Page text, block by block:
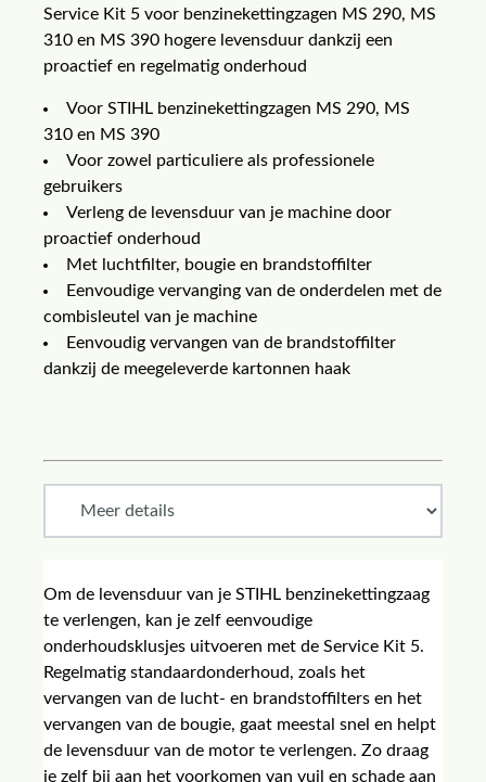
Service Kit 5 voor benzinekettingzagen MS 290, MS
310 en MS 390 hogere levensduur dankzij een
proactief en regelmatig onderhoud
Voor STIHL benzinekettingzagen MS 290, MS
310 en MS 390
Voor zowel particuliere als professionele
gebruikers
Verleng de levensduur van je machine door
proactief onderhoud
Met luchtfilter, bougie en brandstoffilter
Eenvoudige vervanging van de onderdelen met de
combisleutel van je machine
Eenvoudig vervangen van de brandstoffilter
dankzij de meegeleverde kartonnen haak
Om de levensduur van je STIHL benzinekettingzaag
te verlengen, kan je zelf eenvoudige
onderhoudsklusjes uitvoeren met de Service Kit 5.
Regelmatig standaardonderhoud, zoals het
vervangen van de lucht- en brandstoffilters en het
vervangen van de bougie, gaat meestal snel en helpt
de levensduur van de motor te verlengen. Zo draag
je zelf bij aan het voorkomen van vuil en schade aan